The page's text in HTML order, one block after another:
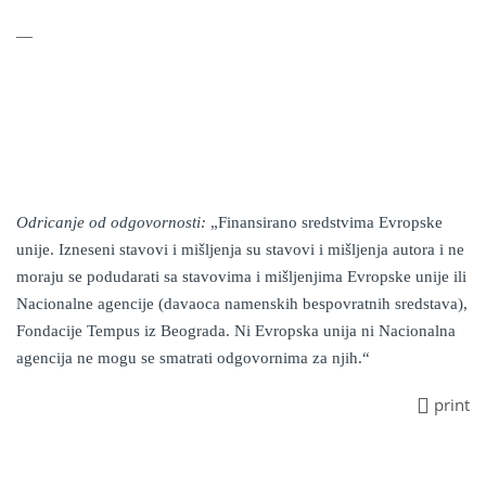
—
Odricanje od odgovornosti: „Finansirano sredstvima Evropske
unije. Izneseni stavovi i mišljenja su stavovi i mišljenja autora i ne
moraju se podudarati sa stavovima i mišljenjima Evropske unije ili
Nacionalne agencije (davaoca namenskih bespovratnih sredstava),
Fondacije Tempus iz Beograda. Ni Evropska unija ni Nacionalna
agencija ne mogu se smatrati odgovornima za njih.“
print